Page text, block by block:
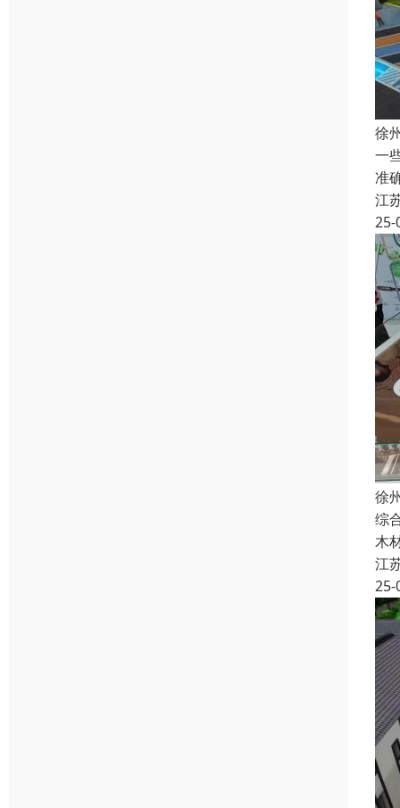
徐
一
准
江
25-
徐
综
木
江
25-